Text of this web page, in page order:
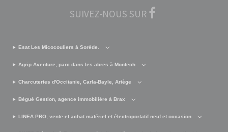
SUIVEZ-NOUS SUR
Esat Les Micocouliers à Sorède.
Agrip Aventure, parc dans les abres à Montech
Charcuteries d'Occitanie, Carla-Bayle, Ariège
Bégué Gestion, agence immobilière à Brax
LINEA PRO, vente et achat matériel et électroportatif neuf et occasion